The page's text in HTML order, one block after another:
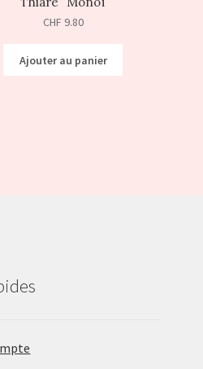
CHF 9.80
Ajouter au panier